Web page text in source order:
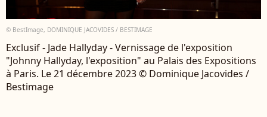
© BestImage, DOMINIQUE JACOVIDES / BESTIMAGE
Exclusif - Jade Hallyday - Vernissage de l'exposition
"Johnny Hallyday, l'exposition" au Palais des Expositions
à Paris. Le 21 décembre 2023 © Dominique Jacovides /
Bestimage